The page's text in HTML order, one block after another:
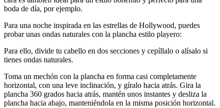
boda de día, por ejemplo.
Para una noche inspirada en las estrellas de Hollywood, puedes
probar unas ondas naturales con la plancha estilo playero:
Para ello, divide tu cabello en dos secciones y cepíllalo o alísalo si
tienes ondas naturales.
Toma un mechón con la plancha en forma casi completamente
horizontal, con una leve inclinación, y gíralo hacia atrás. Gira la
plancha 360 grados hacia atrás, mantén unos instantes y desliza la
plancha hacia abajo, manteniéndola en la misma posición horizontal.